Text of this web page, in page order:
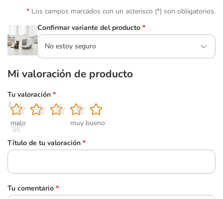
Los campos marcados con un asterisco (*) son obligatorios.
Confirmar variante del producto *
No estoy seguro
Mi valoración de producto
Tu valoración *
1
malo
2
3
4
5
muy bueno
Título de tu valoración *
Tu comentario *